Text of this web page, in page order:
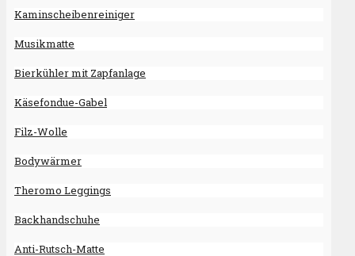
Kaminscheibenreiniger
Musikmatte
Bierkühler mit Zapfanlage
Käsefondue-Gabel
Filz-Wolle
Bodywärmer
Theromo Leggings
Backhandschuhe
Anti-Rutsch-Matte